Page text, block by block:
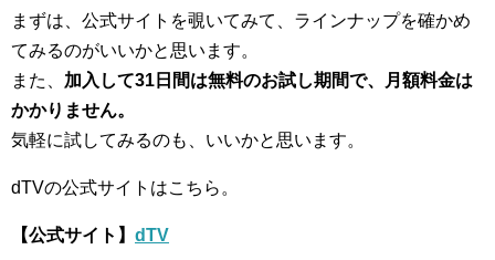
まずは、公式サイトを覗いてみて、ラインナップを確かめ
てみるのがいいかと思います。
また、 加入して31日間は無料のお試し期間で、月額料金は
かかりません。
気軽に試してみるのも、いいかと思います。
dTVの公式サイトはこちら。
【公式サイト】 dTV